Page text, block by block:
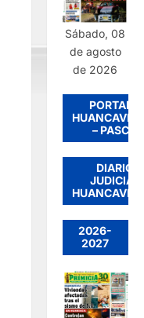
Sábado, 08
de agosto
de 2026
PORTADA
– PASCO
DIARIO
JUDICIAL
2026-
2027